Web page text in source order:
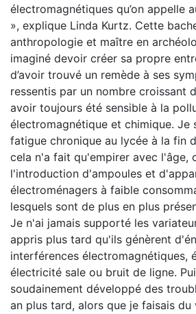
électromagnétiques qu’on appelle
», explique Linda Kurtz. Cette
anthropologie et maître en
imaginé devoir créer sa propre
d’avoir trouvé un remède à ses
ressentis par un nombre croissant
avoir toujours été sensible à la
électromagnétique et chimique. Je
fatigue chronique au lycée à la fin
cela n'a fait qu'empirer avec l'âge,
l'introduction d'ampoules et
électroménagers à faible
lesquels sont de plus en plus
Je n'ai jamais supporté les
appris plus tard qu'ils génèrent
interférences électromagnétiques,
électricité sale ou bruit de ligne.
soudainement développé des
an plus tard, alors que je faisais